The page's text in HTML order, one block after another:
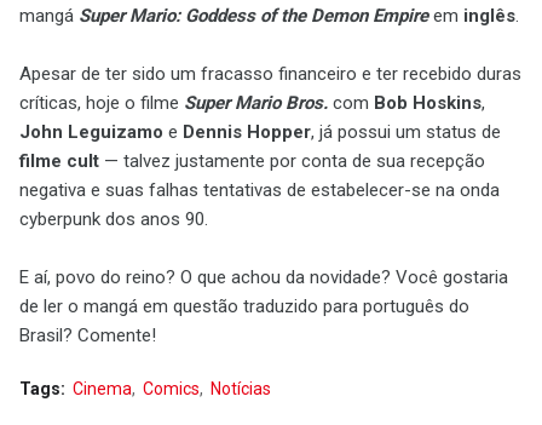
mangá Super Mario: Goddess of the Demon Empireem inglês.
Apesar de ter sido um fracasso financeiro e ter recebido duras
críticas, hoje o filme Super Mario Bros. com Bob Hoskins,
John Leguizamo e Dennis Hopper, já possui um status de
filme cult — talvez justamente por conta de sua recepção
negativa e suas falhas tentativas de estabelecer-se na onda
cyberpunk dos anos 90.
E aí, povo do reino? O que achou da novidade? Você gostaria
de ler o mangá em questão traduzido para português do
Brasil? Comente!
Tags: Cinema Comics Notícias